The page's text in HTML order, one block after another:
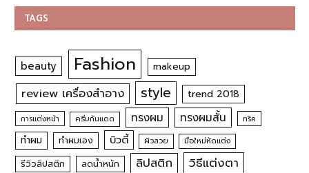
TAGS
beauty Fashion makeup
review เครื่องสำอาง style trend 2018
การแต่งหน้า ครีมกันแดด ทรงผม ทรงผมสั้น ทริค
ทำผม ทำผมเอง บิวตี้ ผิวสวย มือใหม่หัดแต่ง
รีวิวลิปสติก ลดน้ำหนัก ลิปสติก
วิธีแต่งตา